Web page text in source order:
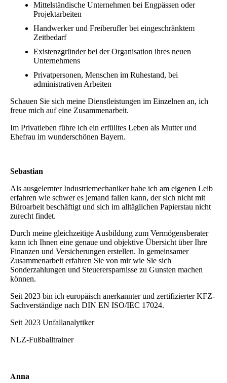
Mittelständische Unternehmen bei Engpässen oder
Projektarbeiten
Handwerker und Freiberufler bei eingeschränktem
Zeitbedarf
Existenzgründer bei der Organisation ihres neuen
Unternehmens
Privatpersonen, Menschen im Ruhestand, bei
administrativen Arbeiten
Schauen Sie sich meine Dienstleistungen im Einzelnen an, ich
freue mich auf eine Zusammenarbeit.
Im Privatleben führe ich ein erfülltes Leben als Mutter und
Ehefrau im wunderschönen Bayern.
Sebastian
Als ausgelernter Industriemechaniker habe ich am eigenen Leib
erfahren wie schwer es jemand fallen kann, der sich nicht mit
Büroarbeit beschäftigt und sich im alltäglichen Papierstau nicht
zurecht findet.
Durch meine gleichzeitige Ausbildung zum Vermögensberater
kann ich Ihnen eine genaue und objektive Übersicht über Ihre
Finanzen und Versicherungen erstellen. In gemeinsamer
Zusammenarbeit erfahren Sie von mir wie Sie sich
Sonderzahlungen und Steuerersparnisse zu Gunsten machen
können.
Seit 2023 bin ich europäisch anerkannter und zertifizierter KFZ-
Sachverständige nach DIN EN ISO/IEC 17024.
Seit 2023 Unfallanalytiker
NLZ-Fußballtrainer
Anna